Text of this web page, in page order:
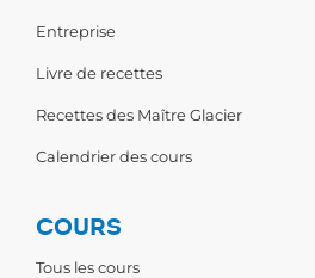
Entreprise
Livre de recettes
Recettes des Maître Glacier
Calendrier des cours
COURS
Tous les cours